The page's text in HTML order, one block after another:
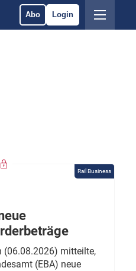
Abo Login
Rail Business
(06.08.2026) mitteilte,
(EBA) neue